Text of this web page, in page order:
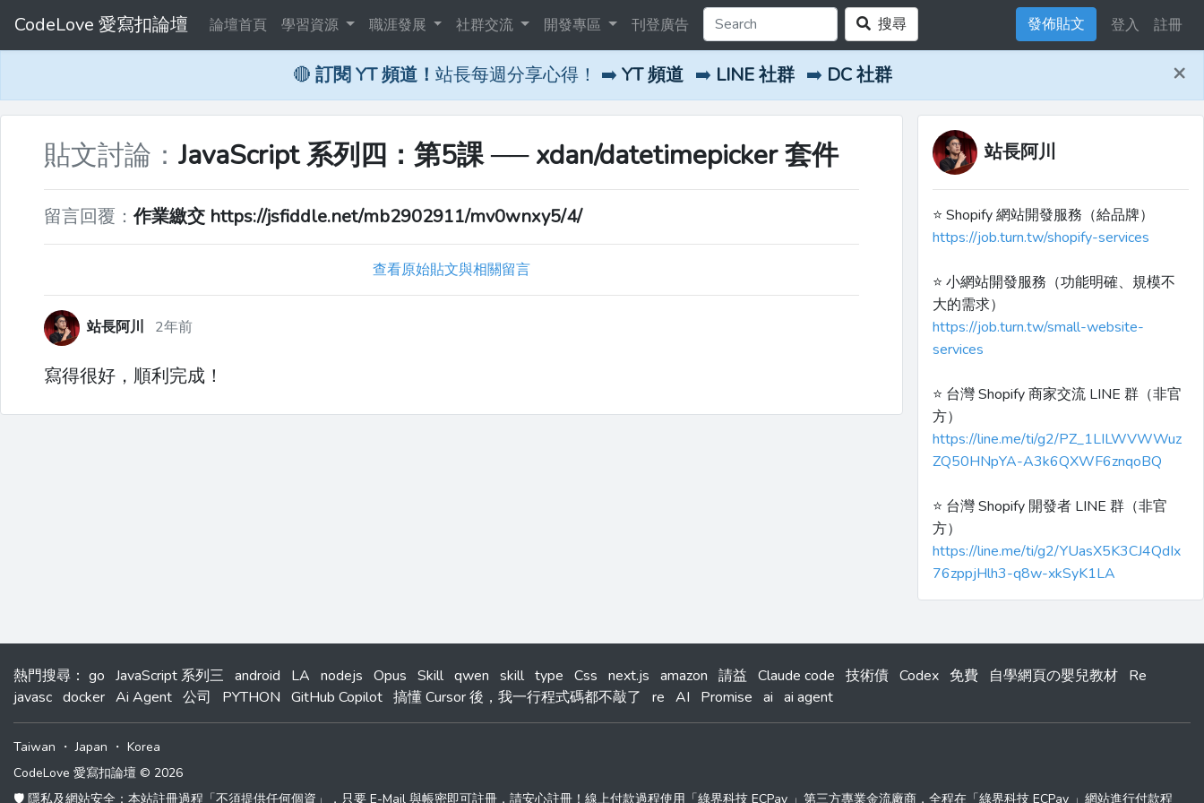
CodeLove 愛寫扣論壇 論壇首頁 學習資源 職涯發展 社群交流 開發專區 刊登廣告 搜尋 發佈貼文 登入 註冊
🔴 訂閱 YT 頻道！ 站長每週分享心得！ ➡️ YT 頻道 ➡️ LINE 社群 ➡️ DC 社群 ×
貼文討論： JavaScript 系列四：第5課 ── xdan/datetimepicker 套件
留言回覆：作業繳交 https://jsfiddle.net/mb2902911/mv0wnxy5/4/
查看原始貼文與相關留言
站長阿川 2年前
寫得很好，順利完成！
站長阿川
⭐️ Shopify 網站開發服務（給品牌）
https://job.turn.tw/shopify-services
⭐️ 小網站開發服務（功能明確、規模不
大的需求）
https://job.turn.tw/small-website-
services
⭐️ 台灣 Shopify 商家交流 LINE 群（非官
方）
https://line.me/ti/g2/PZ_1LILWVWWuz
ZQ50HNpYA-A3k6QXWF6znqoBQ
⭐️ 台灣 Shopify 開發者 LINE 群（非官
方）
https://line.me/ti/g2/YUasX5K3CJ4QdIx
76zppjHlh3-q8w-xkSyK1LA
熱門搜尋 ： go JavaScript 系列三 android LA nodejs Opus Skill qwen skill type Css next.js amazon 請益 Claude code 技術債 Codex 免費 自學網頁の嬰兒教材 Re
javasc docker Ai Agent 公司 PYTHON GitHub Copilot 搞懂 Cursor 後，我一行程式碼都不敲了 re AI Promise ai ai agent
Taiwan ・Japan ・ Korea
CodeLove 愛寫扣論壇 © 2026
🛡️ 隱私及網站安全：本站註冊過程「不須提供任何個資」，只要 E-Mail 與帳密即可註冊，請安心註冊！線上付款過程使用「綠界科技 ECPay 」第三方專業金流廠商，全程在「綠界科技 ECPay 」網站進行付款程